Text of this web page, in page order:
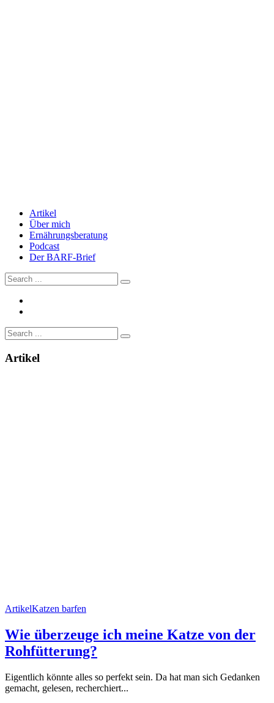
Artikel
Über mich
Ernährungsberatung
Podcast
Der BARF-Brief
Artikel
ArtikelKatzen barfen
Wie überzeuge ich meine Katze von der
Rohfütterung?
Eigentlich könnte alles so perfekt sein. Da hat man sich Gedanken
gemacht, gelesen, recherchiert...